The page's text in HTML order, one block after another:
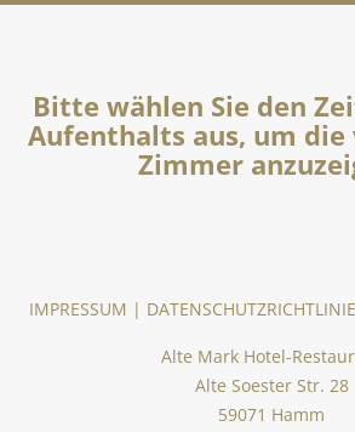
Bitte wählen Sie den
Aufenthalts aus, um
Zimmer
IMPRESSUM |
Alte Mark Hotel-
Alte Soester Str. 28
59071 Hamm